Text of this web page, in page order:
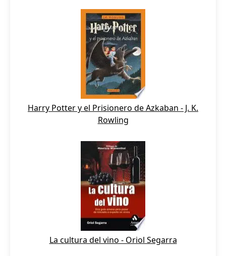
Harry Potter y el Prisionero de Azkaban - J. K.
Rowling
La cultura del vino - Oriol Segarra